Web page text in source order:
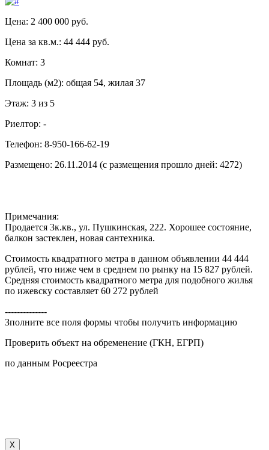
Цена: 2 400 000 руб.
Цена за кв.м.: 44 444 руб.
Комнат: 3
Площадь (м2): общая 54, жилая 37
Этаж: 3 из 5
Риелтор: -
Телефон: 8-950-166-62-19
Размещено: 26.11.2014 (с размещения прошло дней: 4272)
Примечания:
Продается 3к.кв., ул. Пушкинская, 222. Хорошее состояние,
балкон застеклен, новая сантехника.
Стоимость квадратного метра в данном объявлении 44 444
рублей, что ниже чем в среднем по рынку на 15 827 рублей.
Средняя стоимость квадратного метра для подобного жилья
по ижевску составляет 60 272 рублей
--------------
Зполните все поля формы чтобы получить информацию
Проверить объект на обременение (ГКН, ЕГРП)
по данным Росреестра
X